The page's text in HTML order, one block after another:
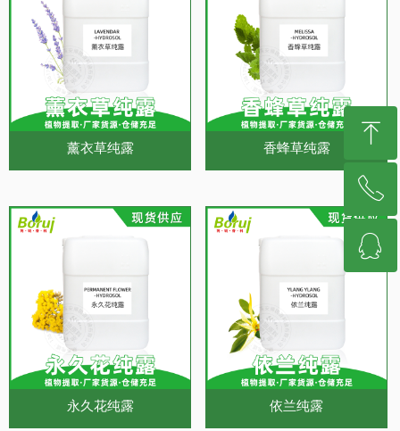
薰衣草纯露 香蜂草纯露
永久花纯露 依兰纯露
ꁸ
回到顶部
ꂅ
ꁗ